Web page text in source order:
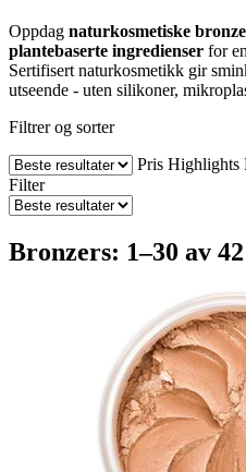
Oppdag naturkosmetiske
plantebaserte ingredienser for
Sertifisert naturkosmetikk gir
utseende - uten silikoner,
Filtrer og sorter
Pris Highlights
Filter
Bronzers: 1–30 av